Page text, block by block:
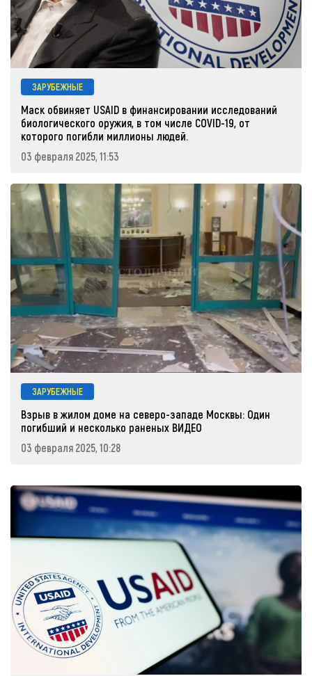
ЗАРУБЕЖНЫЕ
Маск обвиняет USAID в финансировании исследований
биологического оружия, в том числе COVID-19, от
которого погибли миллионы людей.
03 февраля 2025, 11:53
ЗАРУБЕЖНЫЕ
Взрыв в жилом доме на северо-западе Москвы: Один
погибший и несколько раненых ВИДЕО
03 февраля 2025, 10:28